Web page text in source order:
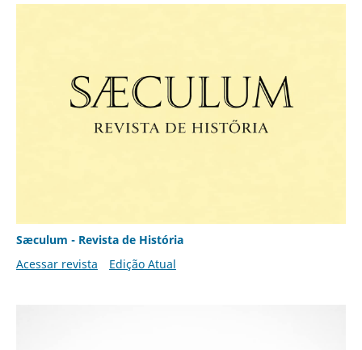
Sæculum - Revista de História
Acessar revista
Edição Atual